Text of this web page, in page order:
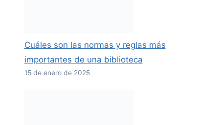
Cuáles son las normas y reglas más
importantes de una biblioteca
15 de enero de 2025